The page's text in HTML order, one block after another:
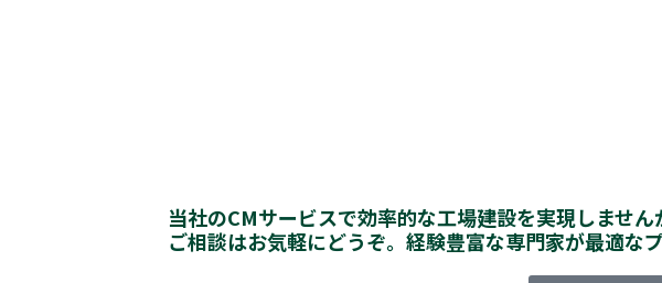
当社のCMサービスで効率的な工場建設を実現しません
ご相談はお気軽にどうぞ。経験豊富な専門家が最適な